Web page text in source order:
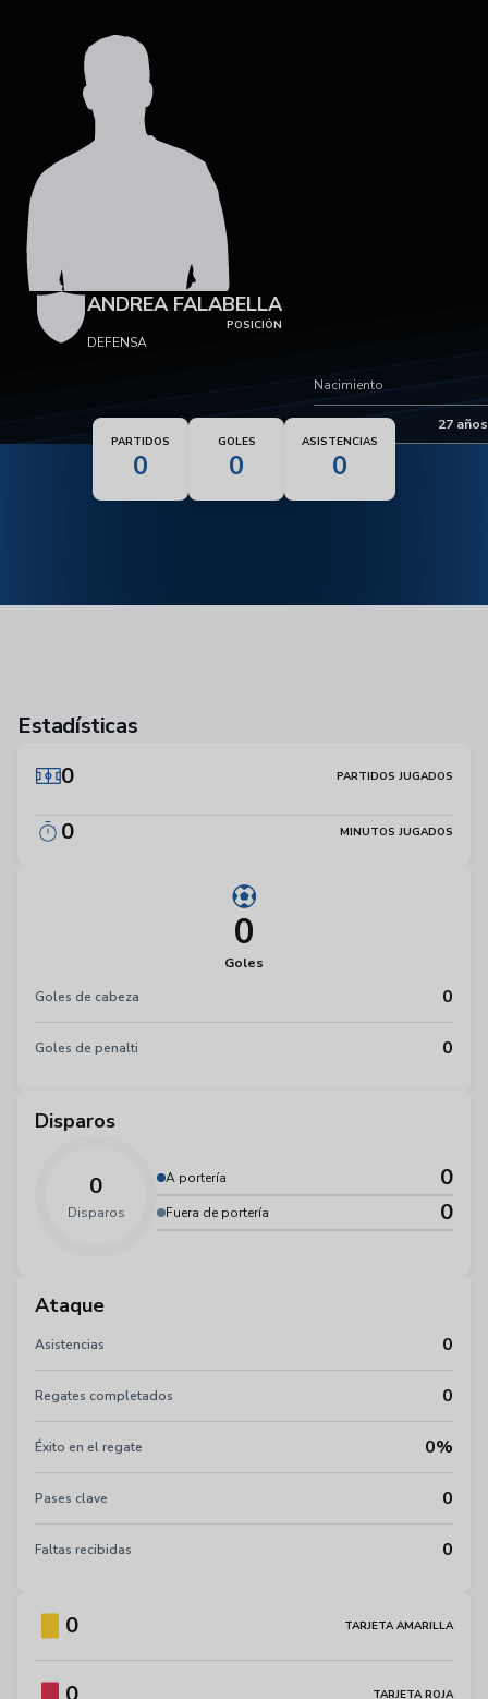
ANDREA FALABELLA
POSICIÓN
DEFENSA
Nacimiento
27 años
PARTIDOS
0
GOLES
0
ASISTENCIAS
0
Estadísticas
0
PARTIDOS JUGADOS
0 MINUTOS JUGADOS
0
Goles
Goles de cabeza
0
Goles de penalti 0
Disparos
0
Disparos
A portería 0
Fuera de portería 0
Ataque
Asistencias 0
Regates completados 0
Éxito en el regate 0%
Pases clave 0
Faltas recibidas 0
0 TARJETA AMARILLA
TARJETA ROJA